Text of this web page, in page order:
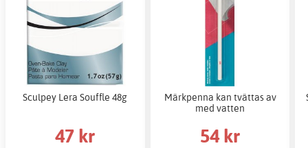
Sculpey Lera Souffle 48g
47 kr
Märkpenna kan tvättas av
med vatten
54 kr